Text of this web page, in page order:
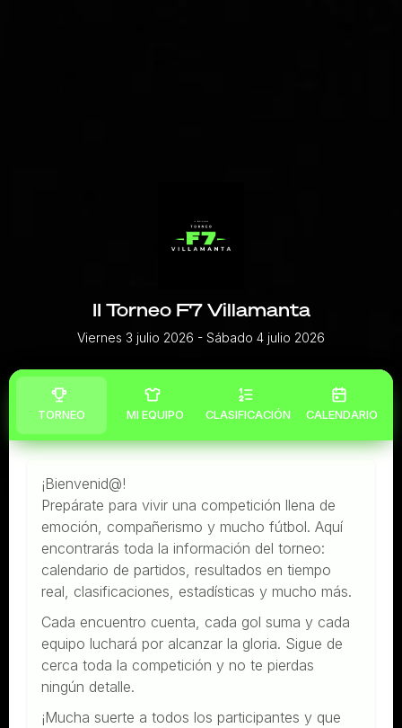
II Torneo F7 Villamanta
Viernes 3 julio 2026 - Sábado 4 julio 2026
TORNEO MI EQUIPO CLASIFICACIÓN CALENDARIO
¡Bienvenid@!
Prepárate para vivir una competición llena de
emoción, compañerismo y mucho fútbol. Aquí
encontrarás toda la información del torneo:
calendario de partidos, resultados en tiempo
real, clasificaciones, estadísticas y mucho más.
Cada encuentro cuenta, cada gol suma y cada
equipo luchará por alcanzar la gloria. Sigue de
cerca toda la competición y no te pierdas
ningún detalle.
¡Mucha suerte a todos los participantes y que